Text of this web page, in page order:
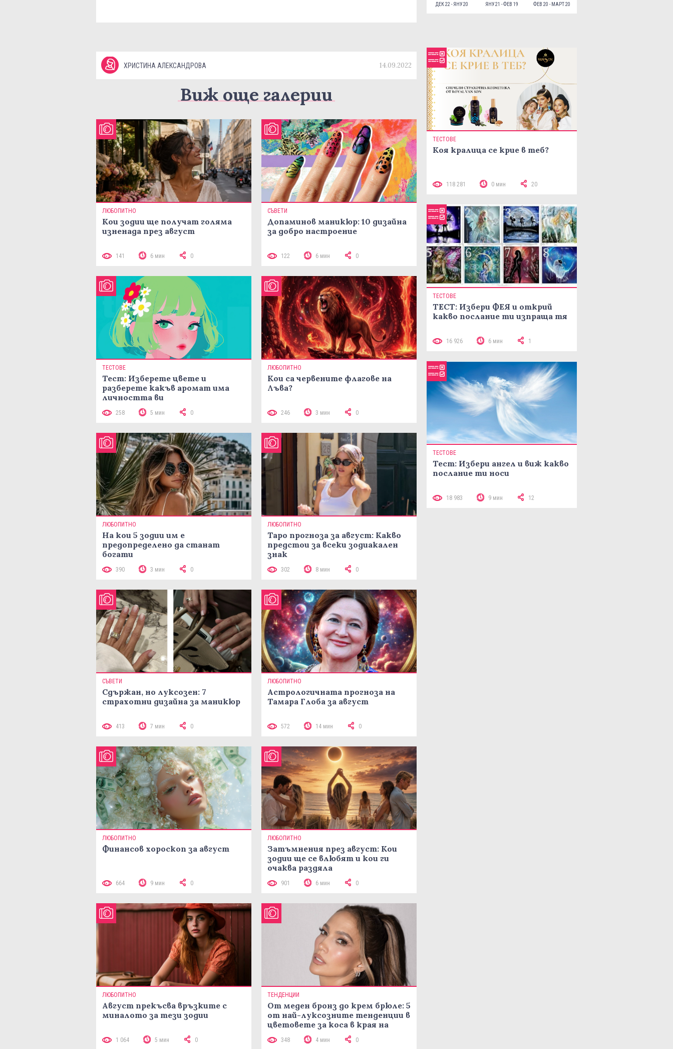
ХРИСТИНА АЛЕКСАНДРОВА 14.09.2022
Виж още галерии
ЛЮБОПИТНО
Кои зодии ще получат голяма
изненада през август
141 6 мин 0
СЪВЕТИ
Допаминов маникюр: 10 дизайна
за добро настроение
122 6 мин 0
ТЕСТОВЕ
Тест: Изберете цвете и
разберете какъв аромат има
личността ви
258 5 мин 0
ЛЮБОПИТНО
Кои са червените флагове на
Лъва?
246 3 мин 0
ЛЮБОПИТНО
На кои 5 зодии им е
предопределено да станат
богати
390 3 мин 0
ЛЮБОПИТНО
Таро прогноза за август: Какво
предстои за всеки зодиакален
знак
302 8 мин 0
СЪВЕТИ
Сдържан, но луксозен: 7
страхотни дизайна за маникюр
413 7 мин 0
ЛЮБОПИТНО
Астрологичната прогноза на
Тамара Глоба за август
572 14 мин 0
ЛЮБОПИТНО
Финансов хороскоп за август
664 9 мин 0
ЛЮБОПИТНО
Затъмнения през август: Кои
зодии ще се влюбят и кои ги
очаква раздяла
901 6 мин 0
ЛЮБОПИТНО
Август прекъсва връзките с
миналото за тези зодии
1 064 5 мин 0
ТЕНДЕНЦИИ
От меден бронз до крем брюле: 5
от най-луксозните тенденции в
цветовете за коса в края на
348 4 мин 0
ДЕК 22 - ЯНУ 20 ЯНУ 21 - ФЕВ 19 ФЕВ 20 - МАРТ 20
ТЕСТОВЕ
Коя кралица се крие в теб?
118 281 0 мин 20
ТЕСТОВЕ
ТЕСТ: Избери ФЕЯ и открий
какво послание ти изпраща тя
16 926 6 мин 1
ТЕСТОВЕ
Тест: Избери ангел и виж какво
послание ти носи
18 983 9 мин 12